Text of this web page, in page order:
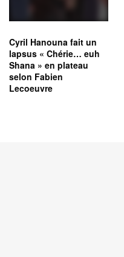
Cyril Hanouna fait un
lapsus « Chérie… euh
Shana » en plateau
selon Fabien
Lecoeuvre